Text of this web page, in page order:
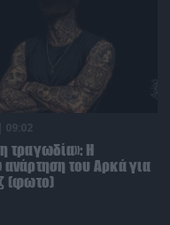
09:02
τραγωδία»: Η
ανάρτηση του Αρκά για
(φωτο)